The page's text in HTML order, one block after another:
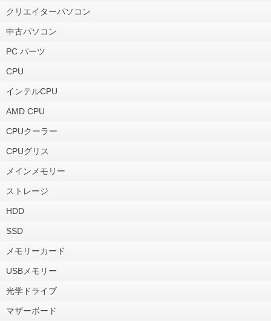
クリエイターパソコン
中古パソコン
PC パーツ
CPU
インテルCPU
AMD CPU
CPUクーラー
CPUグリス
メインメモリー
ストレージ
HDD
SSD
メモリーカード
USBメモリー
光学ドライブ
マザーボード